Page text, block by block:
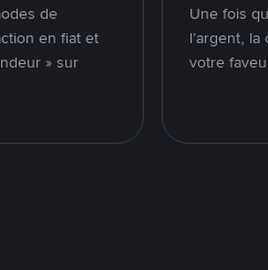
de
en fiat et
» sur
Une fois
l’argent,
votre